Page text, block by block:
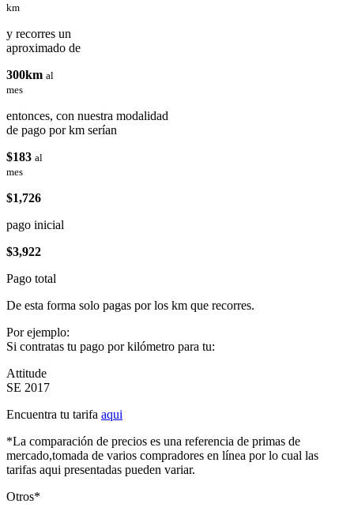
km
y recorres un
aproximado de
300km al
mes
entonces, con nuestra modalidad
de pago por km serían
$183 al
mes
$1,726
pago inicial
$3,922
Pago total
De esta forma solo pagas por los km que recorres.
Por ejemplo:
Si contratas tu pago por kilómetro para tu:
Attitude
SE 2017
Encuentra tu tarifa aqui
*La comparación de precios es una referencia de primas de
mercado,tomada de varios compradores en línea por lo cual las
tarifas aqui presentadas pueden variar.
Otros*